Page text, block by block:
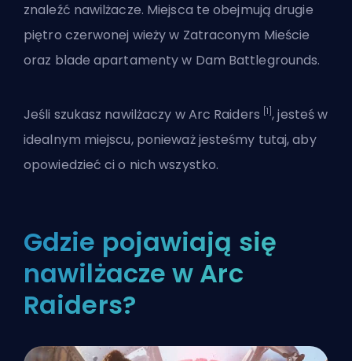
znaleźć nawilżacze. Miejsca te obejmują drugie
piętro czerwonej wieży w Zatraconym Mieście
oraz blade apartamenty w Dam Battlegrounds.
Jeśli szukasz nawilżaczy w Arc Raiders [1] , jesteś w
idealnym miejscu, ponieważ jesteśmy tutaj, aby
opowiedzieć ci o nich wszystko.
Gdzie pojawiają się
nawilżacze w Arc
Raiders?